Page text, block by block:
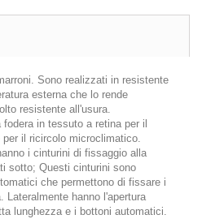
Sono realizzati in resistente
esterna che lo rende
resistente all'usura.
fodera in tessuto a retina per il
il ricircolo microclimatico.
i cinturini di fissaggio alla
sotto; Questi cinturini sono
che permettono di fissare i
hanno l'apertura
lunghezza e i bottoni automatici.